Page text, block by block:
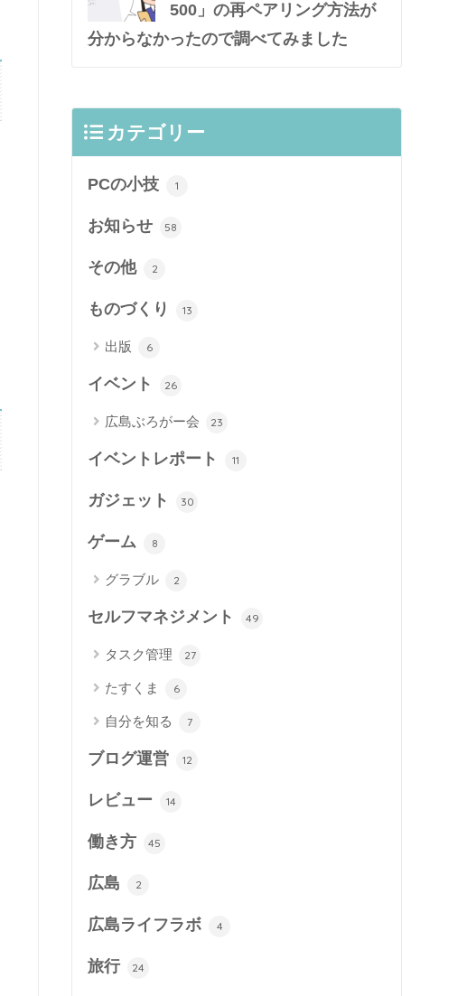
500」の再ペアリング方法が
分からなかったので調べてみました
カテゴリー
PCの小技 1
お知らせ 58
その他 2
ものづくり 13
出版 6
イベント 26
広島ぶろがー会 23
イベントレポート 11
ガジェット 30
ゲーム 8
グラブル 2
セルフマネジメント 49
タスク管理 27
たすくま 6
自分を知る 7
ブログ運営 12
レビュー 14
働き方 45
広島 2
広島ライフラボ 4
旅行 24